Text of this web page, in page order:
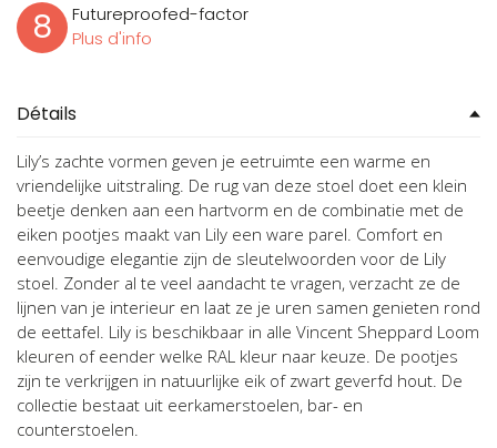
8
Futureproofed-factor
Plus d'info
Détails
Lily’s zachte vormen geven je eetruimte een warme en
vriendelijke uitstraling. De rug van deze stoel doet een klein
beetje denken aan een hartvorm en de combinatie met de
eiken pootjes maakt van Lily een ware parel. Comfort en
eenvoudige elegantie zijn de sleutelwoorden voor de Lily
stoel. Zonder al te veel aandacht te vragen, verzacht ze de
lijnen van je interieur en laat ze je uren samen genieten rond
de eettafel. Lily is beschikbaar in alle Vincent Sheppard Loom
kleuren of eender welke RAL kleur naar keuze. De pootjes
zijn te verkrijgen in natuurlijke eik of zwart geverfd hout. De
collectie bestaat uit eerkamerstoelen, bar- en
counterstoelen.